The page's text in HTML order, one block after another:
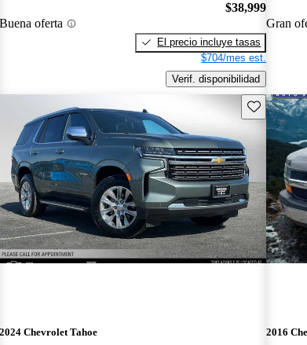
Buena oferta
$38,999
El precio incluye tasas
$704/mes est.
Verif. disponibilidad
Gran
este Aviso Guarda este
2024 Chevrolet Tahoe 2016